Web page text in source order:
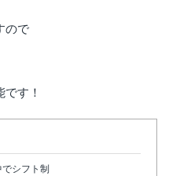
ので
す！
シフト制